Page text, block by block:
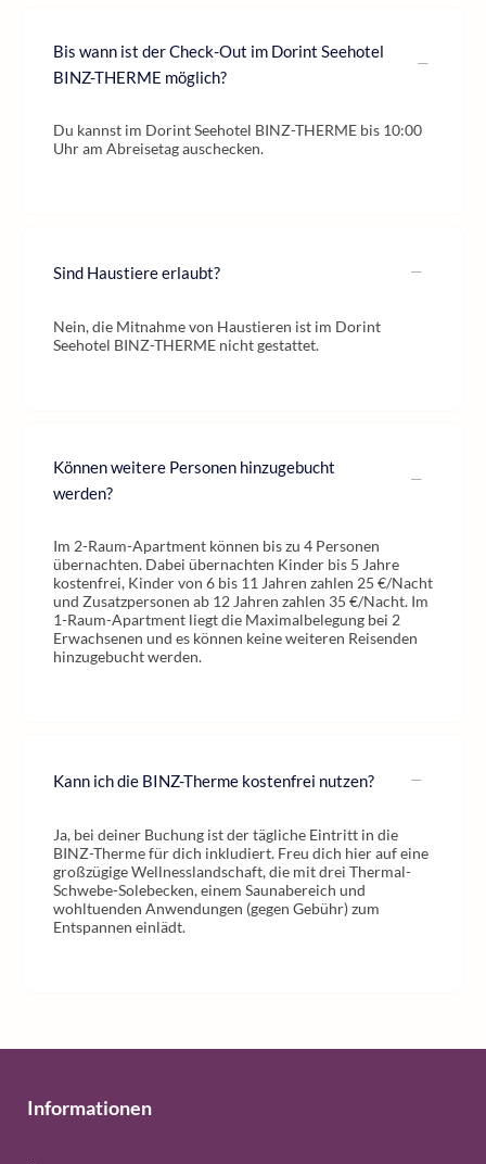
Bis wann ist der Check-Out im Dorint Seehotel
BINZ-THERME möglich?
Du kannst im Dorint Seehotel BINZ-THERME bis 10:00
Uhr am Abreisetag auschecken.
Sind Haustiere erlaubt?
Nein, die Mitnahme von Haustieren ist im Dorint
Seehotel BINZ-THERME nicht gestattet.
Können weitere Personen hinzugebucht
werden?
Im 2-Raum-Apartment können bis zu 4 Personen
übernachten. Dabei übernachten Kinder bis 5 Jahre
kostenfrei, Kinder von 6 bis 11 Jahren zahlen 25 €/Nacht
und Zusatzpersonen ab 12 Jahren zahlen 35 €/Nacht. Im
1-Raum-Apartment liegt die Maximalbelegung bei 2
Erwachsenen und es können keine weiteren Reisenden
hinzugebucht werden.
Kann ich die BINZ-Therme kostenfrei nutzen?
Ja, bei deiner Buchung ist der tägliche Eintritt in die
BINZ-Therme für dich inkludiert. Freu dich hier auf eine
großzügige Wellnesslandschaft, die mit drei Thermal-
Schwebe-Solebecken, einem Saunabereich und
wohltuenden Anwendungen (gegen Gebühr) zum
Entspannen einlädt.
Informationen